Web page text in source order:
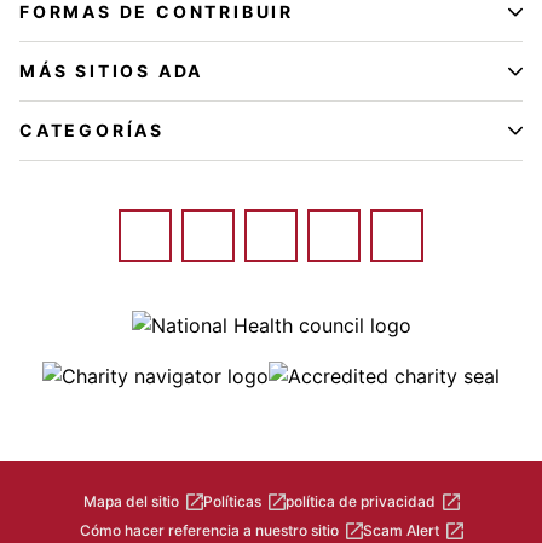
FORMAS DE CONTRIBUIR
MÁS SITIOS ADA
CATEGORÍAS
Image
Image Image
Mapa del sitio Políticas
política de privacidad
Cómo hacer referencia a nuestro sitio
Scam Alert